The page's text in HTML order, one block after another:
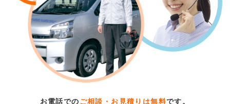
お電話での ご相談・お見積りは無料です。